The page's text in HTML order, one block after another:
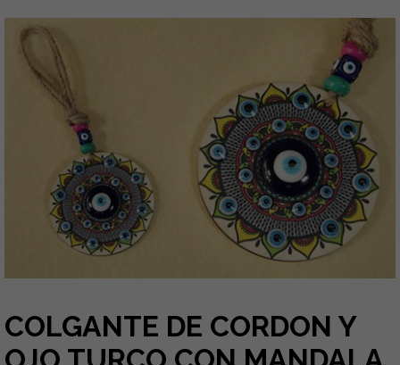
COLGANTE DE CORDON Y